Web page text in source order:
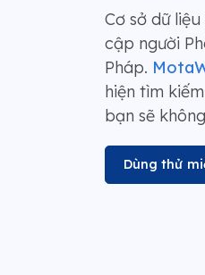
Cơ sở dữ
cập người
Pháp.
hiện tìm
bạn sẽ
Dùng thử